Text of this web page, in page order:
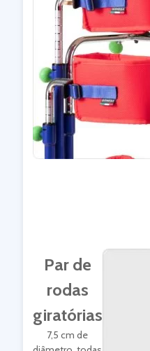
Par de
rodas
giratórias
7,5 cm de